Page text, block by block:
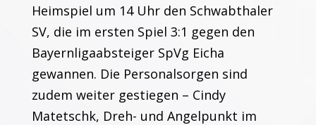
Heimspiel um 14 Uhr den Schwabthaler
SV, die im ersten Spiel 3:1 gegen den
Bayernligaabsteiger SpVg Eicha
gewannen. Die Personalsorgen sind
zudem weiter gestiegen – Cindy
Matetschk, Dreh- und Angelpunkt im